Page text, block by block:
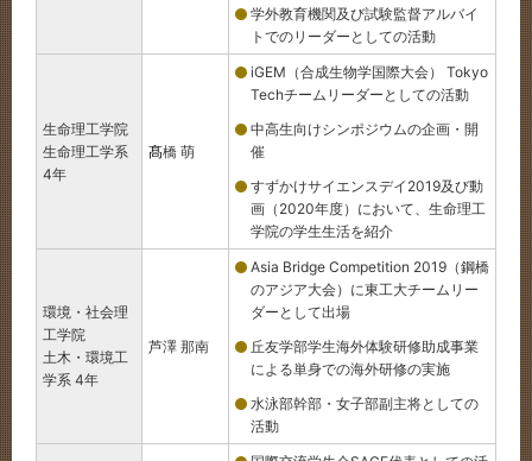
学外教育機関及び試験監督アルバイ
トでのリーダーとしての活動
生命理工学院
生命理工学系
4年
髙橋 萌
iGEM（合成生物学国際大会） Tokyo
Techチームリーダーとしての活動
中高生向けシンポジウムの企画・開
催
すずかけサイエンスデイ2019及び動
画（2020年度）において、生命理工
学院の学生生活を紹介
環境・社会理
工学院
土木・環境工
学系 4年
芦澤 那南
Asia Bridge Competition 2019（鋼橋
のアジア大会）に東工大チームリー
ダーとして出場
丘友学部学生海外体験研修助成事業
による単身での海外研修の実施
水泳部幹部・女子部副主将としての
活動